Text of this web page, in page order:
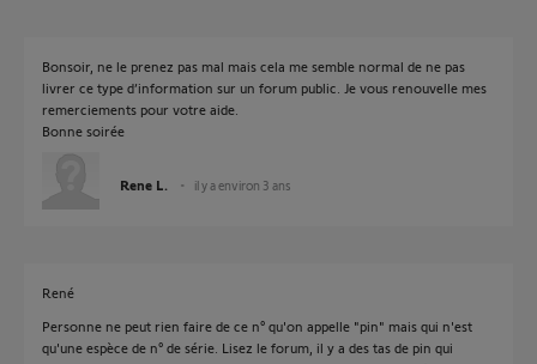
Bonsoir, ne le prenez pas mal mais cela me semble normal de ne pas
livrer ce type d’information sur un forum public. Je vous renouvelle mes
remerciements pour votre aide.
Bonne soirée
Rene L. il y a environ 3 ans
René
Personne ne peut rien faire de ce n° qu'on appelle "pin" mais qui n'est
qu'une espèce de n° de série. Lisez le forum, il y a des tas de pin qui